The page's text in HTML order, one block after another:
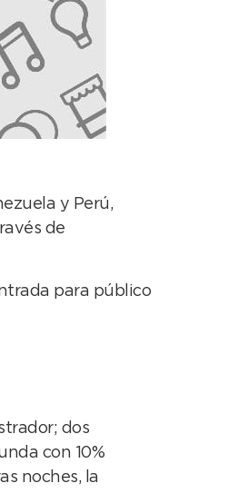
y Perú,
de
para público
dos
con 10%
noches, la